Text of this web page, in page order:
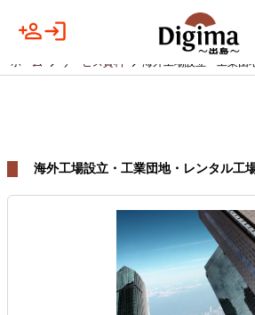
ホーム サービス資料 海外工場設立・工業団
海外工場設立・工業団地・レンタル工